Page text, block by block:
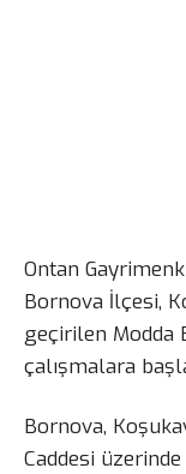
Ontan
Bornova İlçesi,
geçirilen Modda
çalışmalara
Bornova,
Caddesi